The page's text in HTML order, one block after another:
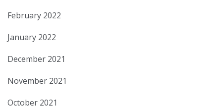
February 2022
January 2022
December 2021
November 2021
October 2021